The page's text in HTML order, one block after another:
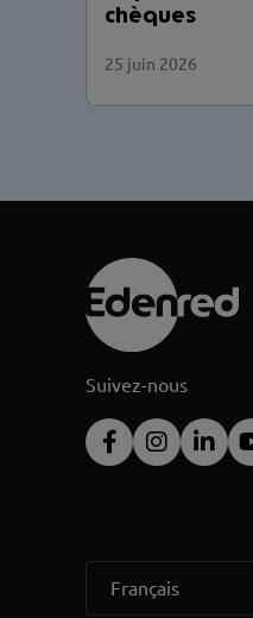
chèques
25 juin 2026
Suivez-nous
Français